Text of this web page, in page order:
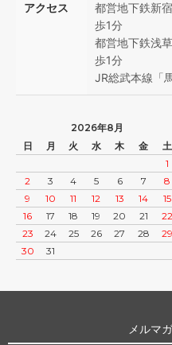
アクセス
都営地下鉄新
歩1分
都営地下鉄浅
歩1分
JR総武本線「
2026年8月
日
月 火 水 木 金
土
1
2
3 4 5 6 7
8
9
10 11 12 13 14
15
16
17 18 19 20 21
22
23
24 25 26 27 28
29
30
31
メルマ